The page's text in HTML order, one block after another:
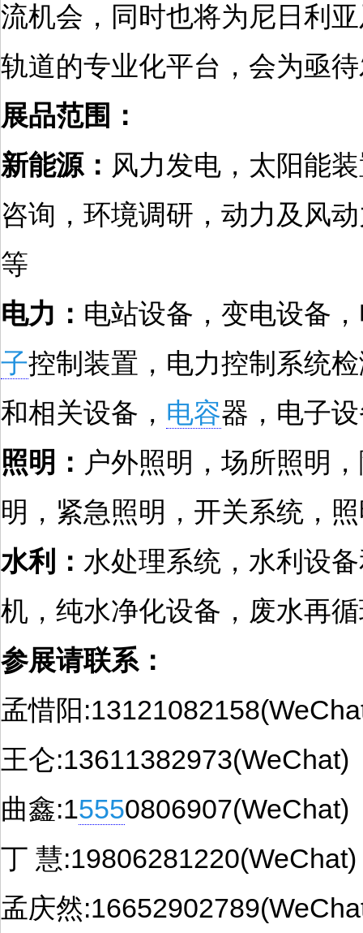
流机会，同时也将为尼日利
轨道的专业化平台，会为亟
展品范围：
新能源： 风力发电，太阳能
咨询，环境调研，动力及风
等
电力： 电站设备，变电设备
子控制装置，电力控制系统
和相关设备， 电容器，电子
照明： 户外照明，场所照明
明，紧急照明，开关系统，
水利： 水处理系统，水利设
机，纯水净化设备，废水再
参展请联系：
孟惜阳
王仑:13611382973(WeChat)
曲鑫:15550806907(WeChat)
丁 慧:19806281220(WeChat)
孟庆然